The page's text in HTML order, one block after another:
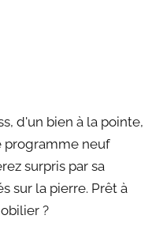
d'un bien à la pointe,
programme neuf
surpris par sa
sur la pierre. Prêt à
?